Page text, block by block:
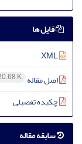
فایل ها
اصل مقاله K
چکیده تفصیلی
سابقه مقاله